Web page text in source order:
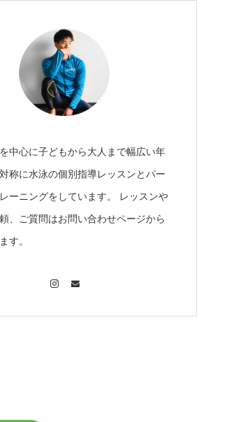
中心に子どもから大人まで幅広い年
称に水泳の個別指導レッスンとパー
ーニングをしています。 レッスンや
、ご質問はお問い合わせページから
す。